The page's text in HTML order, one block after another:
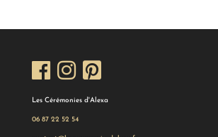
Les Cérémonies d'Alexa
06 87 22 52 54